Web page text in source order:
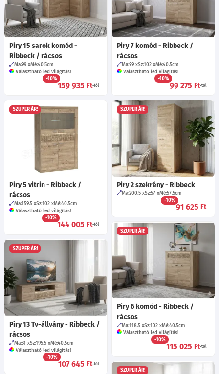
Piry 15 sarok komód -
Ribbeck / rácsos
Ma:99 Mé:40.5cm
Választható led világítás!
-10%
159 935 Ft-tól
Piry 7 komód - Ribbeck /
rácsos
Ma:99 Sz:102 Mé:40.5cm
Választható led világítás!
-10%
99 275 Ft-tól
SZUPER ÁR!
Piry 5 vitrin - Ribbeck /
rácsos
Ma:159.5 Sz:102 Mé:40.5cm
Választható led világítás!
-10%
144 005 Ft-tól
SZUPER ÁR!
Piry 2 szekrény - Ribbeck
Ma:200.5 Sz:57 Mé:57.5cm
-10%
91 625 Ft
SZUPER ÁR!
Piry 6 komód - Ribbeck /
rácsos
Ma:118.5 Sz:102 Mé:40.5cm
Választható led világítás!
-10%
115 025 Ft-tól
SZUPER ÁR!
Piry 13 Tv-állvány - Ribbeck /
rácsos
Ma:51 Sz:195.5 Mé:40.5cm
Választható led világítás!
-10%
107 645 Ft-tól
SZUPER ÁR!